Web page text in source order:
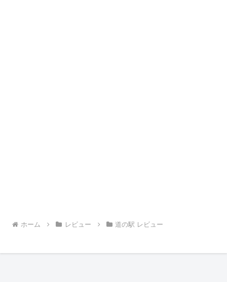
ホーム レビュー 道の駅 レビュー